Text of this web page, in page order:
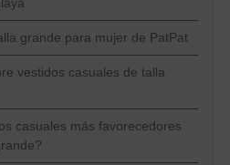
grande para mujer de PatPat
vestidos casuales de talla
casuales más favorecedores